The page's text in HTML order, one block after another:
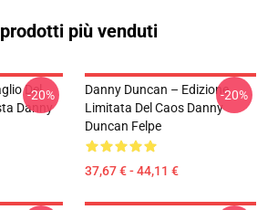
più venduti
Del
Danny
-20%
Danny Duncan – Edizione
Limitata Del Caos Danny
Duncan Felpe
37,67 € - 44,11 €
-20%